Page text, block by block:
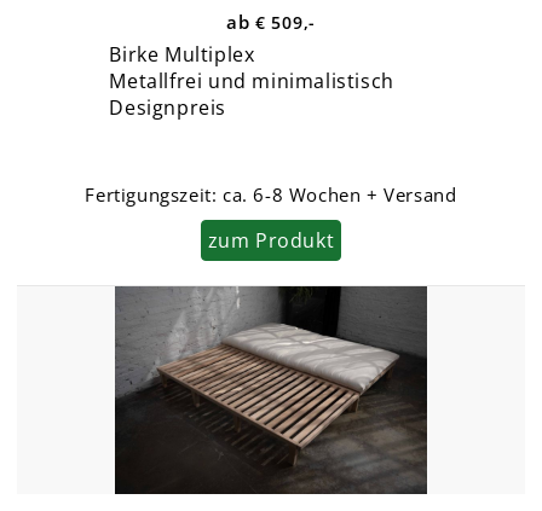
€ 509,-
Birke Multiplex
Metallfrei und minimalistisch
Designpreis
Fertigungszeit:ca. 6-8 Wochen + Versand
zum Produkt